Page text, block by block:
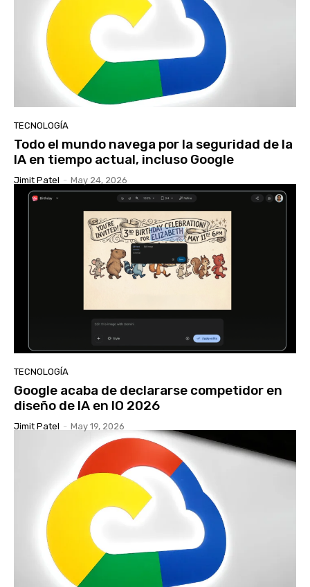
TECNOLOGÍA
Todo el mundo navega por la seguridad de la
IA en tiempo actual, incluso Google
Jimit Patel - May 24, 2026
TECNOLOGÍA
Google acaba de declararse competidor en
diseño de IA en IO 2026
Jimit Patel - May 19, 2026